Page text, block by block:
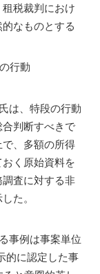
税裁判におけ
なものとする
行動
は、特段の行動
判断すべきで
、多額の所得
く原始資料を
査に対する非
た。
事例は事案単位
的に認定した事